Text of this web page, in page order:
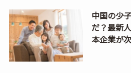
中国の少
だ？最新
本企業が